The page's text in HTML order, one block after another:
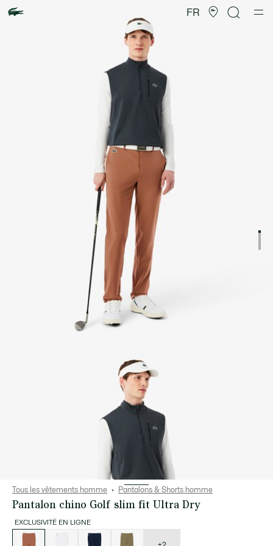
FR
d’images
produit
Tous les vêtements homme Pantalons & Shorts homme
Pantalon chino Golf slim fit Ultra Dry
EXCLUSIVITÉ EN LIGNE
Liste
des
déclinaisons